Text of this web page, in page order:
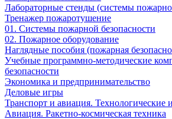
Лабораторные стенды (системы
Тренажер пожаротушение
01. Системы пожарной безопасности
02. Пожарное оборудование
Наглядные пособия (пожарная
Учебные программно-методические
безопасности
Экономика и предпринимательство
Деловые игры
Транспорт и авиация.
Авиация. Ракетно-космическая техника